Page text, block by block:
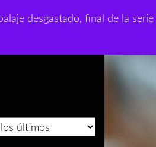
desgastado, final de la serie
0